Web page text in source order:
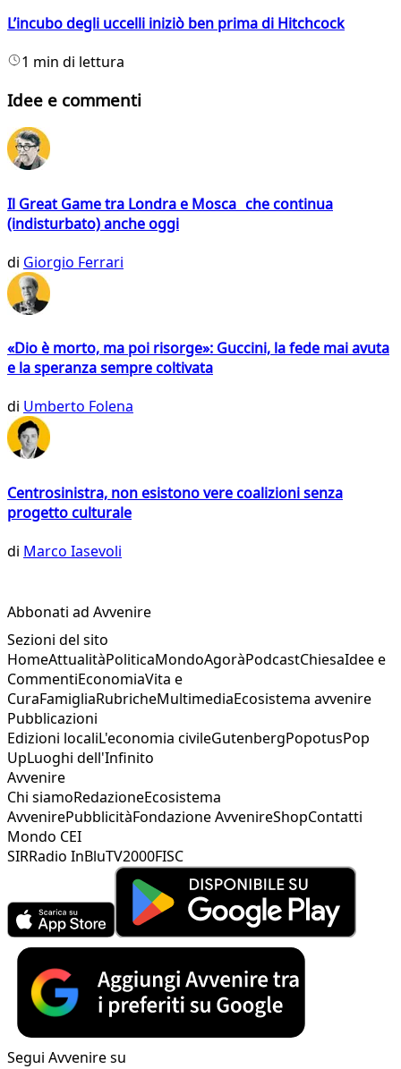
L’incubo degli uccelli iniziò ben prima di Hitchcock
1 min di lettura
Idee e commenti
Il Great Game tra Londra e Mosca che continua
(indisturbato) anche oggi
di Giorgio Ferrari
«Dio è morto, ma poi risorge»: Guccini, la fede mai avuta
e la speranza sempre coltivata
di Umberto Folena
Centrosinistra, non esistono vere coalizioni senza
progetto culturale
di Marco Iasevoli
Abbonati ad Avvenire
Sezioni del sito
HomeAttualitàPoliticaMondoAgoràPodcastChiesaIdee e
CommentiEconomiaVita e
CuraFamigliaRubricheMultimediaEcosistema avvenire
Pubblicazioni
Edizioni localiL'economia civileGutenbergPopotusPop
UpLuoghi dell'Infinito
Avvenire
Chi siamoRedazioneEcosistema
AvvenirePubblicitàFondazione AvvenireShopContatti
Mondo CEI
SIRRadio InBluTV2000FISC
Segui Avvenire su